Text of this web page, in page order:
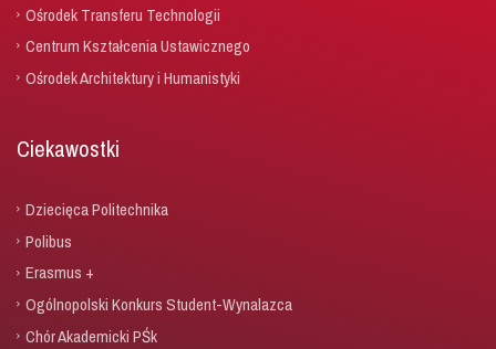
Ośrodek Transferu Technologii
Centrum Kształcenia Ustawicznego
Ośrodek Architektury i Humanistyki
Ciekawostki
Dziecięca Politechnika
Polibus
Erasmus +
Ogólnopolski Konkurs Student-Wynalazca
Chór Akademicki PŚk